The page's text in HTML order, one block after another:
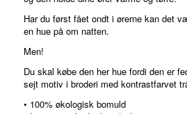
Har du først fået ondt i ørerne kan det
en hue på om natten.
Men!
Du skal købe den her hue fordi den er
sejt motiv i broderi med kontrastfarvet
• 100% økologisk bomuld